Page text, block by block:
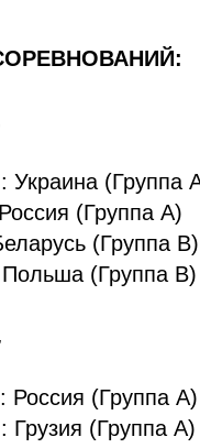
Украина (Группа
(Группа А)
(Группа B)
(Группа B)
Россия (Группа А)
Грузия (Группа А)